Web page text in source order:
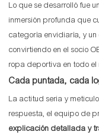
Lo que se desarrolló fue
inmersión profunda que
categoría envidiaría, y
convirtiendo en el socio
ropa deportiva en todo el
Cada puntada, cada
La actitud seria y
respuesta, el equipo de
explicación detallada y